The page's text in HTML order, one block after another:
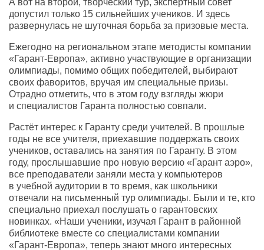
допустил только 15 сильнейших учеников. И здесь
развернулась не шуточная борьба за призовые места.
Ежегодно на региональном этапе методисты компании
«Гарант-Европа», активно участвующие в организации
олимпиады, помимо общих победителей, выбирают
своих фаворитов, вручая им специальные призы.
Отрадно отметить, что в этом году взгляды жюри
и специалистов Гаранта полностью совпали.
Растёт интерес к Гаранту среди учителей. В прошлые
годы не все учителя, приехавшие поддержать своих
учеников, оставались на занятия по Гаранту. В этом
году, прослышавшие про новую версию «Гарант аэро»,
все преподаватели заняли места у компьютеров
в учебной аудитории в то время, как школьники
отвечали на письменный тур олимпиады. Были и те, кто
специально приехал послушать о гарантовских
новинках. «Наши ученики, изучая Гарант в районной
библиотеке вместе со специалистами компании
«Гарант-Европа», теперь знают много интересных